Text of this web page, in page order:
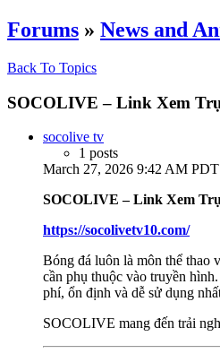
Forums » News and
Back To Topics
SOCOLIVE – Link Xem
socolive tv
1 posts
March 27, 2026 9:42 AM PDT
SOCOLIVE – Link Xem
https://socolivetv10.com/
Bóng đá luôn là môn thể thao
cần phụ thuộc vào truyền
phí, ổn định và dễ sử dụng
SOCOLIVE mang đến trải